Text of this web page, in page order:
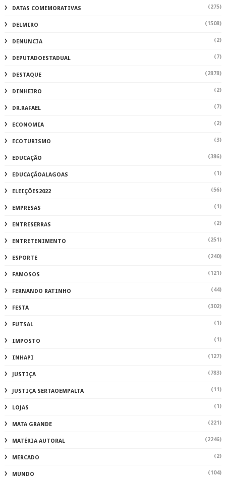
DATAS COMEMORATIVAS (275)
DELMIRO (1508)
DENUNCIA (2)
DEPUTADOESTADUAL (7)
DESTAQUE (2878)
DINHEIRO (2)
DR.RAFAEL (7)
ECONOMIA (2)
ECOTURISMO (3)
EDUCAÇÃO (386)
EDUCAÇÃOALAGOAS (1)
ELEIÇÕES2022 (56)
EMPRESAS (1)
ENTRESERRAS (2)
ENTRETENIMENTO (251)
ESPORTE (240)
FAMOSOS (121)
FERNANDO RATINHO (44)
FESTA (302)
FUTSAL (1)
IMPOSTO (1)
INHAPI (127)
JUSTIÇA (783)
JUSTIÇA SERTAOEMPALTA (11)
LOJAS (1)
MATA GRANDE (221)
MATÉRIA AUTORAL (2246)
MERCADO (2)
MUNDO (104)